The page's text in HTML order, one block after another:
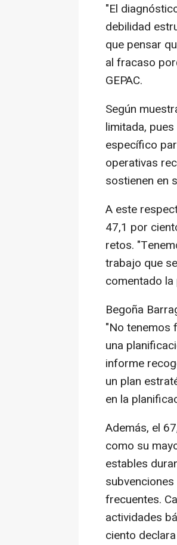
"El
debilidad
que pensar
al fracaso
GEPAC.
Según
limitada,
específico
operativas
sostienen en
A este
47,1 por
retos.
trabajo que
comentado la
Begoña
"No tenemos
una
informe
un plan
en la
Además, el
como su
estables
frecuentes.
actividades
ciento